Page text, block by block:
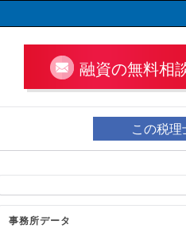
融資の無料相
この税
事務所データ